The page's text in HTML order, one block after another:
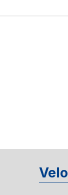
formación